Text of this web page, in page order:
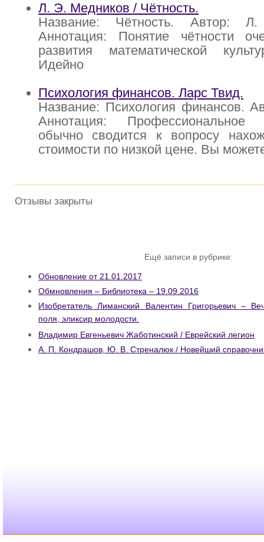
Л. Э. Медников / Чётность.
Название: Чётность. Автор:
Аннотация: Понятие чётности
развития математической
Идейно
Психология финансов. Ларс Твид.
Название: Психология финансов.
Аннотация: Профессиональное
обычно сводится к вопросу
стоимости по низкой цене. Вы
Отзывы закрыты
Ещё записи в рубрике:
Обновление от 21.01.2017
Обмновления – Библиотека – 19.09.2016
Изобретатель Лиманский Валентин Григорьевич –
поля, эликсир молодости.
Владимир Евгеньевич Жаботинский / Еврейский легион
А. П. Кондрашов, Ю. В. Стреналюк / Новейший